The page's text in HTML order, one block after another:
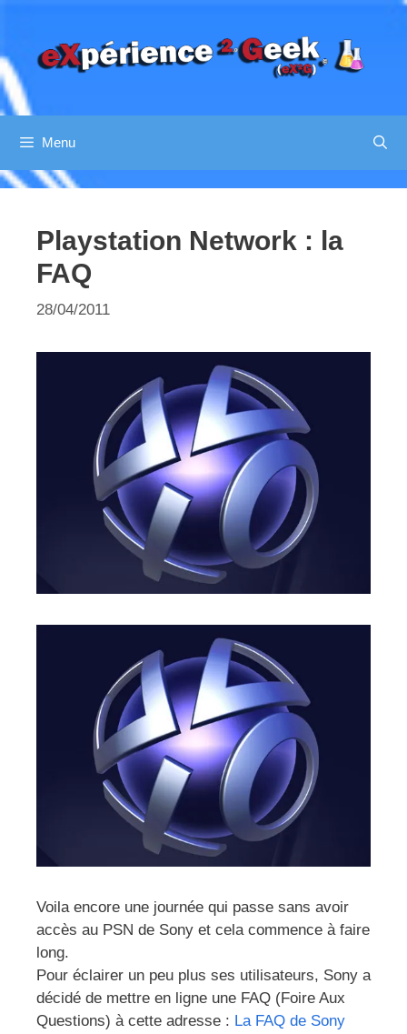
contenu
Menu
Playstation Network : la
FAQ
28/04/2011
Voila encore une journée qui passe sans avoir
accès au PSN de Sony et cela commence à faire
long.
Pour éclairer un peu plus ses utilisateurs, Sony a
décidé de mettre en ligne une FAQ (Foire Aux
Questions) à cette adresse : La FAQ de Sony